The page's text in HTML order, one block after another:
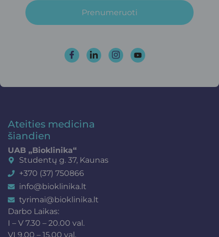
Prenumeruoti
Ateities medicina
šiandien
UAB „Bioklinika“
Studentų g. 37, Kaunas
+370 (37) 750866
info@bioklinika.lt
tyrimai@bioklinika.lt
Darbo Laikas:
I – V 7.30 – 20.00 val.
VI 9.00 – 15.00 val.